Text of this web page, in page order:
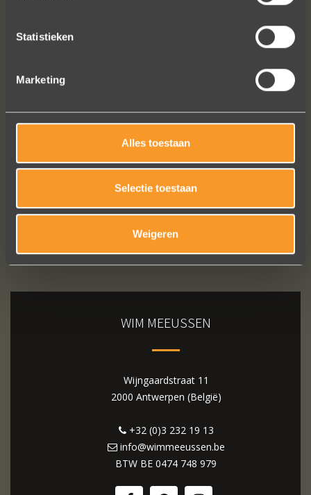
Statistieken
Marketing
Alles toestaan
Selectie toestaan
Weigeren
Bekijk al onze reviews
WIM MEEUSSEN
Wijngaardstraat 11
2000 Antwerpen (België)
+32 (0)3 232 19 13
info@wimmeeussen.be
BTW BE 0474 748 979